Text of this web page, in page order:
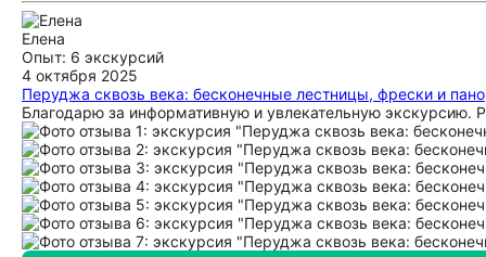
Елена
Опыт: 6 экскурсий
4 октября 2025
Перуджа сквозь века: бесконечные лестницы, фрески и
Благодарю за информативную и увлекательную экскурсию.